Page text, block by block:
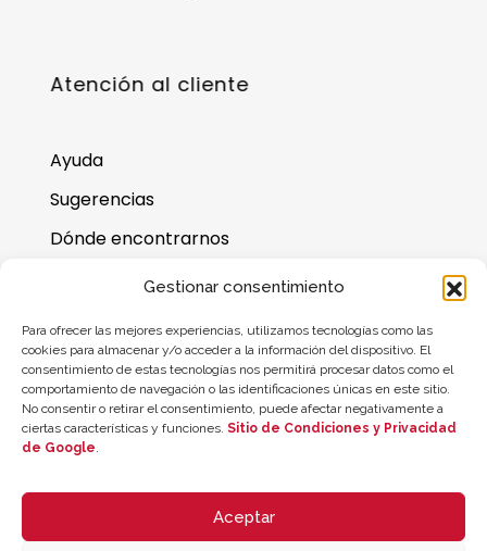
Gestionar consentimiento
Para ofrecer las mejores experiencias, utilizamos tecnologías como las
cookies para almacenar y/o acceder a la información del dispositivo. El
consentimiento de estas tecnologías nos permitirá procesar datos como el
comportamiento de navegación o las identificaciones únicas en este sitio.
No consentir o retirar el consentimiento, puede afectar negativamente a
ciertas características y funciones. Sitio de Condiciones y Privacidad
de Google.
Aceptar
Atención al cliente
Ayuda
Sugerencias
Dónde encontrarnos
Preguntas frecuentes